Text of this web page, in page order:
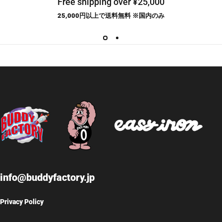
25,000円以上で送料無料 ※国内のみ
info@buddyfactory.jp
Privacy Policy